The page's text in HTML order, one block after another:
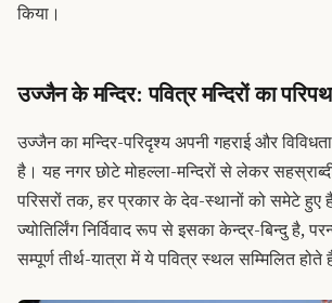
किया।
उज्जैन के मन्दिर: पवित्र मन्दिरों का परिपथ
उज्जैन का मन्दिर-परिदृश्य अपनी गहराई और
है। यह नगर छोटे मोहल्ला-मन्दिरों से लेकर
परिसरों तक, हर प्रकार के देव-स्थानों को समेटे हुए
ज्योतिर्लिंग निर्विवाद रूप से इसका केन्द्र-बिन्दु है,
सम्पूर्ण तीर्थ-यात्रा में ये पवित्र स्थल सम्मिलित होते